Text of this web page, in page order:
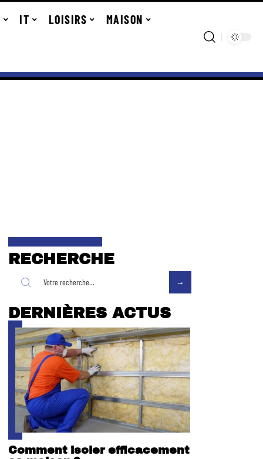
IT LOISIRS MAISON
RECHERCHE
DERNIÈRES ACTUS
Comment isoler efficacement